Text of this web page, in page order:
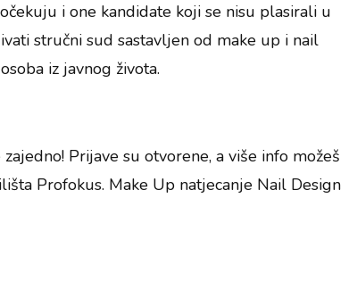
i one kandidate koji se nisu plasirali u
stručni sud sastavljen od make up i nail
iz javnog života.
Prijave su otvorene, a više info možeš
Profokus. Make Up natjecanje Nail Design